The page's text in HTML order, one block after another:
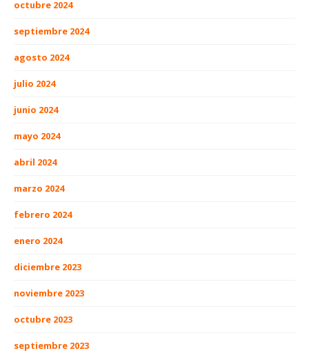
octubre 2024
septiembre 2024
agosto 2024
julio 2024
junio 2024
mayo 2024
abril 2024
marzo 2024
febrero 2024
enero 2024
diciembre 2023
noviembre 2023
octubre 2023
septiembre 2023